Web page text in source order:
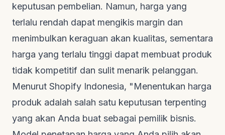
keputusan pembelian. Namun, harga yang
terlalu rendah dapat mengikis margin dan
menimbulkan keraguan akan kualitas, sementara
harga yang terlalu tinggi dapat membuat produk
tidak kompetitif dan sulit menarik pelanggan.
Menurut Shopify Indonesia, "Menentukan harga
produk adalah salah satu keputusan terpenting
yang akan Anda buat sebagai pemilik bisnis.